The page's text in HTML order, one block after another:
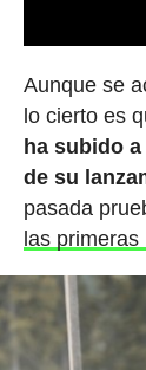
Aunque se
lo cierto es
ha subido
de su
pasada
las